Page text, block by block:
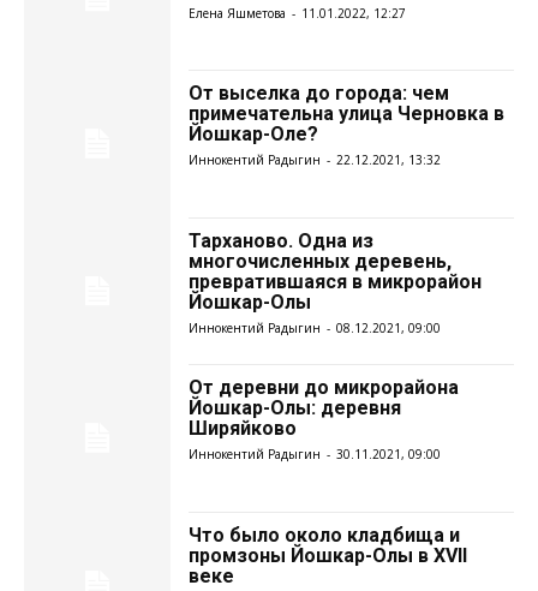
Елена Яшметова - 11.01.2022, 12:27
От выселка до города: чем
примечательна улица Черновка в
Йошкар-Оле?
Иннокентий Радыгин - 22.12.2021, 13:32
Тарханово. Одна из
многочисленных деревень,
превратившаяся в микрорайон
Йошкар-Олы
Иннокентий Радыгин - 08.12.2021, 09:00
От деревни до микрорайона
Йошкар-Олы: деревня
Ширяйково
Иннокентий Радыгин - 30.11.2021, 09:00
Что было около кладбища и
промзоны Йошкар-Олы в XVII
веке